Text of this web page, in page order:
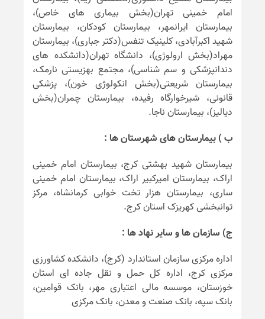
امام خمینی تهران(بخش بیماری های خاص)،
بیمارستان ایرانمهر، بیمارستان کودکان، بیمارستان
شهید اکبرآبادی، کلینیک تنفس(دکتر جباری)، بیمارستان
مهراد(بخش ارولوژی)، دانشگاه تهران(دانشکده های
دندانپزشکی و سم شناسی)، مجتمع بهزیستی نارمک،
بیمارستان شریعتی(بخش انکولوژی خون)، پزشکی
قانونی، شیرخوارگاه رفیده، بیمارستان چمران(بخش
دیالیز)، بیمارستان ناجا.
ب ) بیمارستان های شهرستان ها :
بیمارستان شهید بهشتی کرج، بیمارستان امام خمینی
اراک، بیمارستان امیرکبیر اراک، بیمارستان امام خمینی
ساری، بیمارستان هزار تخت خوابی کرمانشاه، مرکز
توانبخشی کهریزک استان کرج.
ج) سازمان ها و سایر نهاد ها :
اداره مرکزی سازمان استاندارد (کرج)، دانشکده کشاورزی
مرکزی کرج، اداره کل حمل و نقل جاده ای استان
خوزستان، موسسه مالی اعتباری مهر، بانک قوامین،
بانک سپه، بانک صنعت و معدن، بانک مرکزی